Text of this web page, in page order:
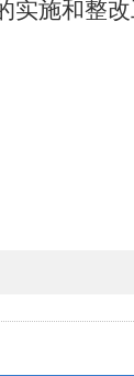
实施和整